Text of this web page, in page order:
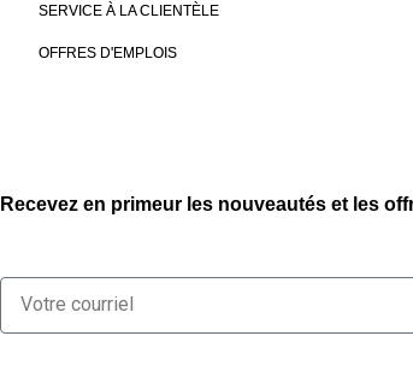
SERVICE À LA CLIENTÈLE
OFFRES D'EMPLOIS
Recevez en primeur les nouveautés et les